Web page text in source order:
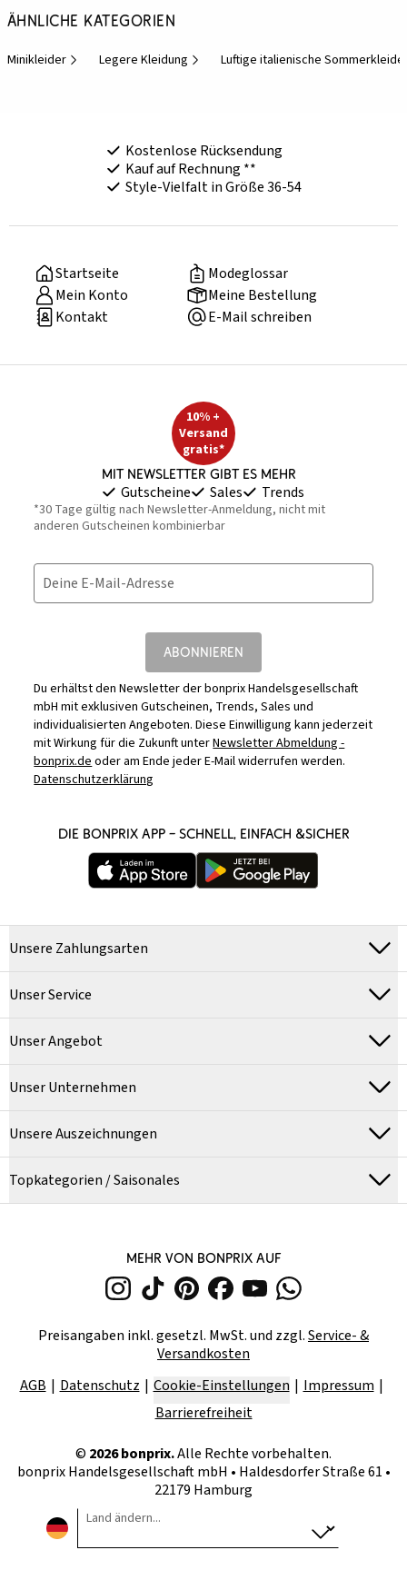
Ähnliche Kategorien
Minikleider Legere Kleidung Luftige italienische
Kostenlose Rücksendung
Kauf auf Rechnung **
Style-Vielfalt in Größe 36-54
Startseite
Modeglossar
Mein Konto
Meine Bestellung
Kontakt
E-Mail schreiben
10% +
Versand
gratis*
Mit Newsletter gibt es mehr
Gutscheine Sales Trends
*30 Tage gültig nach Newsletter-Anmeldung, nicht mit
anderen Gutscheinen kombinierbar
Deine E-Mail-Adresse
ABONNIEREN
Du erhältst den Newsletter der bonprix Handelsgesellschaft
mbH mit exklusiven Gutscheinen, Trends, Sales und
individualisierten Angeboten. Diese Einwilligung kann jederzeit
mit Wirkung für die Zukunft unterNewsletter Abmeldung -
bonprix.deoder am Ende jeder E-Mail widerrufen werden.
Datenschutzerklärung
DIE BONPRIX APP – SCHNELL, EINFACH &SICHER
Unsere Zahlungsarten
Unser Service
Unser Angebot
Unser Unternehmen
Unsere Auszeichnungen
Topkategorien / Saisonales
MEHR VON BONPRIX AUF
Preisangaben inkl. gesetzl. MwSt. und zzgl.Service- &
Versandkosten
AGB
Datenschutz Cookie-Einstellungen
Impressum
Barrierefreiheit
© 2026bonprix.Alle Rechte vorbehalten.
bonprix Handelsgesellschaft mbH • Haldesdorfer Straße 61 •
22179 Hamburg
Land ändern...